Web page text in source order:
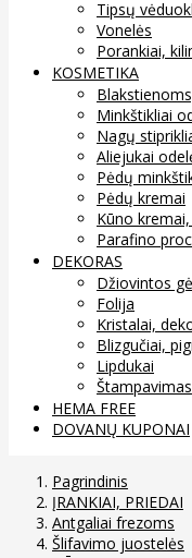
Tipsų
Vonelės
Porankiai,
KOSMETIKA
Minkštikliai
Nagų
Aliejukai
Pėdų
Pėdų kremai
Kūno
Parafino
DEKORAS
Džiovintos
Folija
Kristalai,
Blizgučiai,
Lipdukai
Štampavimas
HEMA FREE
DOVANŲ KUPONAI
Pagrindinis
ĮRANKIAI, PRIEDAI
Antgaliai frezoms
Šlifavimo juostelės